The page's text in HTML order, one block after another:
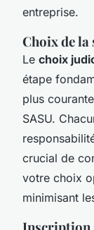
entreprise.
Choix de
Le choix
étape
plus
SASU.
crucial de
votre choix
minimisant